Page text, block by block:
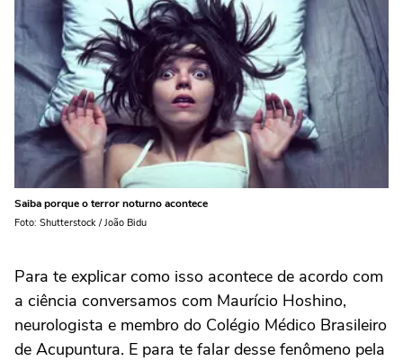
Saiba porque o terror noturno acontece
Foto: Shutterstock / João Bidu
Para te explicar como isso acontece de acordo com
a ciência conversamos com Maurício Hoshino,
neurologista e membro do Colégio Médico Brasileiro
de Acupuntura. E para te falar desse fenômeno pela